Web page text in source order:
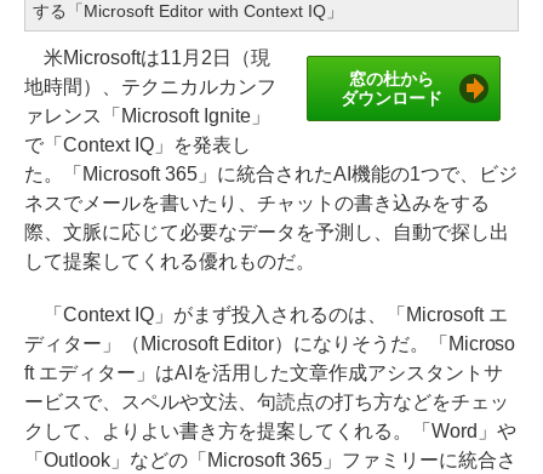
する「Microsoft Editor with Context IQ」
窓の杜から
ダウンロード
米Microsoftは11月2日（現
地時間）、テクニカルカンフ
ァレンス「Microsoft Ignite」
で「Context IQ」を発表し
た。「Microsoft 365」に統合されたAI機能の1つで、ビジ
ネスでメールを書いたり、チャットの書き込みをする
際、文脈に応じて必要なデータを予測し、自動で探し出
して提案してくれる優れものだ。
「Context IQ」がまず投入されるのは、「Microsoft エ
ディター」（Microsoft Editor）になりそうだ。「Microso
ft エディター」はAIを活用した文章作成アシスタントサ
ービスで、スペルや文法、句読点の打ち方などをチェッ
クして、よりよい書き方を提案してくれる。「Word」や
「Outlook」などの「Microsoft 365」ファミリーに統合さ